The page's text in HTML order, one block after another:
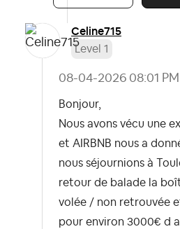
Celine715
Level 1
‎08-04-2026 08:01 PM
Bonjour,
Nous avons vécu une
et AIRBNB nous a
nous séjournions à
retour de balade la
volée / non retrouvée
pour environ 3000€ d